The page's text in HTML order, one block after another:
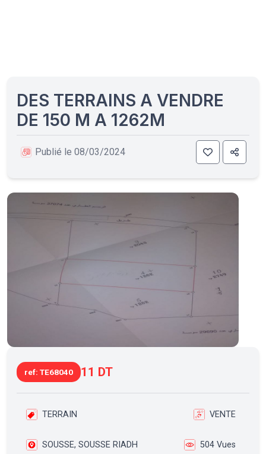
DES TERRAINS A VENDRE
DE 150 M A 1262M
Publié le 08/03/2024
ref: TE68040 11 DT
TERRAIN VENTE
SOUSSE, SOUSSE RIADH 504 Vues